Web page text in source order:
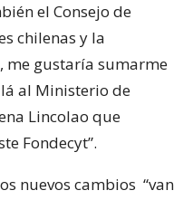
el Consejo de
chilenas y la
me gustaría sumarme
al Ministerio de
Lincolao que
Fondecyt”.
nuevos cambios “van